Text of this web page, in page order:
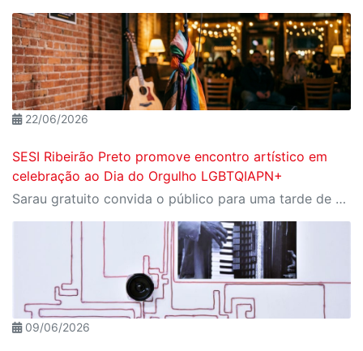
22/06/2026
SESI Ribeirão Preto promove encontro artístico em
celebração ao Dia do Orgulho LGBTQIAPN+
Sarau gratuito convida o público para uma tarde de arte, diversidade e livre expressão no dia 28 de junho
09/06/2026